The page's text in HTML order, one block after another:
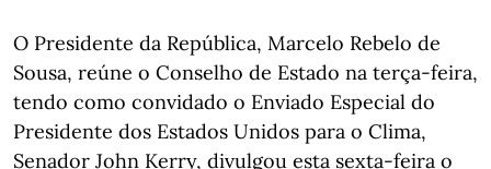
O Presidente da República, Marcelo Rebelo de
Sousa, reúne o Conselho de Estado na terça-feira,
tendo como convidado o Enviado Especial do
Presidente dos Estados Unidos para o Clima,
Senador John Kerry, divulgou esta sexta-feira o